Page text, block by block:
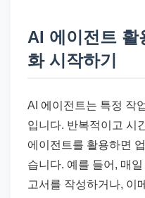
AI 에이전트 활
화 시작하기
AI 에이전트는 특정 작
입니다. 반복적이고 시
에이전트를 활용하면
습니다. 예를 들어, 매
고서를 작성하거나, 이